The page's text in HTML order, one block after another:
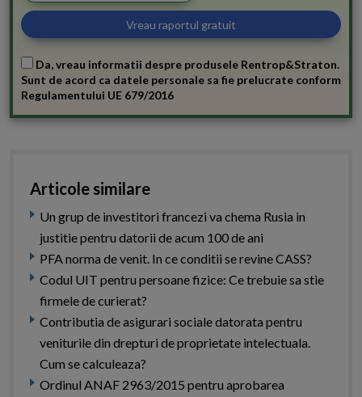
Da, vreau informatii despre produsele Rentrop&Straton.
Sunt de acord ca datele personale sa fie prelucrate conform
Regulamentului UE 679/2016
Articole similare
Un grup de investitori francezi va chema Rusia in
justitie pentru datorii de acum 100 de ani
PFA norma de venit. In ce conditii se revine CASS?
Codul UIT pentru persoane fizice: Ce trebuie sa stie
firmele de curierat?
Contributia de asigurari sociale datorata pentru
veniturile din drepturi de proprietate intelectuala.
Cum se calculeaza?
Ordinul ANAF 2963/2015 pentru aprobarea